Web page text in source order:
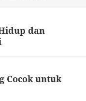
dan
Cocok untuk